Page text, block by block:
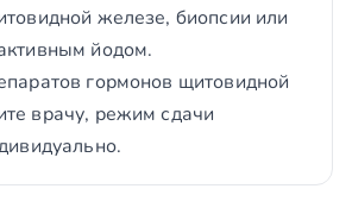
железе, биопсии или
йодом.
гормонов щитовидной
врачу, режим сдачи